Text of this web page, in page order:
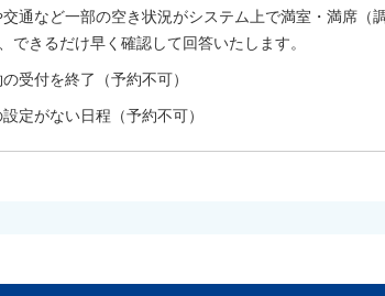
交通など一部の空き状況がシステム上で満室・満席（
できるだけ早く確認して回答いたします。
受付を終了（予約不可）
定がない日程（予約不可）